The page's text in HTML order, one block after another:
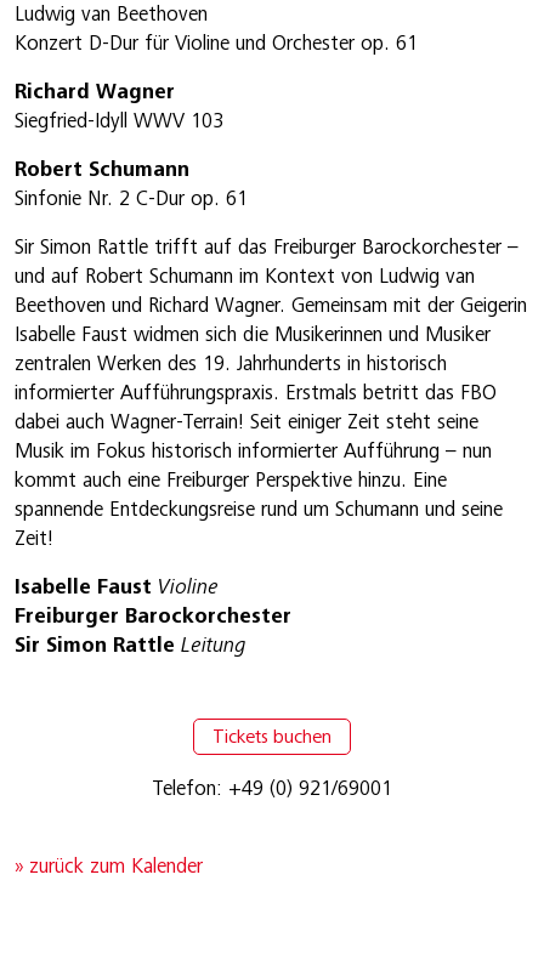
Ludwig van Beethoven
Konzert D-Dur für Violine und Orchester op. 61
Richard Wagner
Siegfried-Idyll WWV 103
Robert Schumann
Sinfonie Nr. 2 C-Dur op. 61
Sir Simon Rattle trifft auf das Freiburger Barockorchester –
und auf Robert Schumann im Kontext von Ludwig van
Beethoven und Richard Wagner. Gemeinsam mit der Geigerin
Isabelle Faust widmen sich die Musikerinnen und Musiker
zentralen Werken des 19. Jahrhunderts in historisch
informierter Aufführungspraxis. Erstmals betritt das FBO
dabei auch Wagner-Terrain! Seit einiger Zeit steht seine
Musik im Fokus historisch informierter Aufführung – nun
kommt auch eine Freiburger Perspektive hinzu. Eine
spannende Entdeckungsreise rund um Schumann und seine
Zeit!
Isabelle Faust Violine
Freiburger Barockorchester
Sir Simon Rattle Leitung
Tickets buchen
Telefon: +49 (0) 921/69001
» zurück zum Kalender